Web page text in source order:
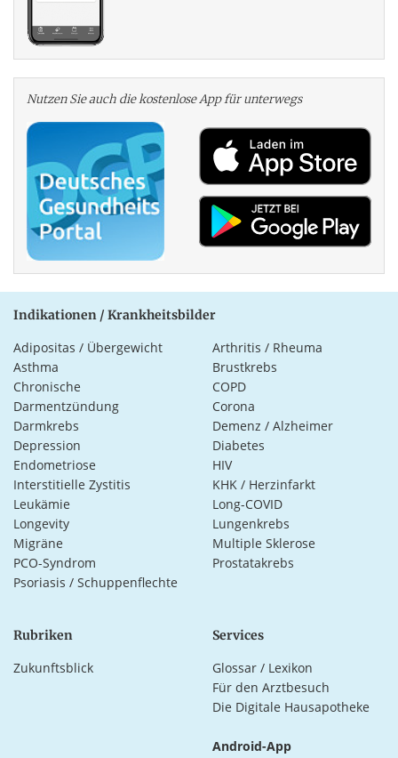
Nutzen Sie auch die kosten­lose App für unterwegs
Indikationen / Krankheitsbilder
Adipositas / Übergewicht
Arthritis / Rheuma
Asthma
Brustkrebs
Chronische
Darmentzündung
COPD
Corona
Darmkrebs
Demenz / Alzheimer
Depression
Diabetes
Endometriose
HIV
Interstitielle Zystitis
KHK / Herzinfarkt
Leukämie
Long-COVID
Longevity
Lungenkrebs
Migräne
Multiple Sklerose
PCO-Syndrom
Prostatakrebs
Psoriasis / Schuppenflechte
Rubriken
Zukunftsblick
Services
Glossar / Lexikon
Für den Arztbesuch
Die Digitale Hausapotheke
Android-App